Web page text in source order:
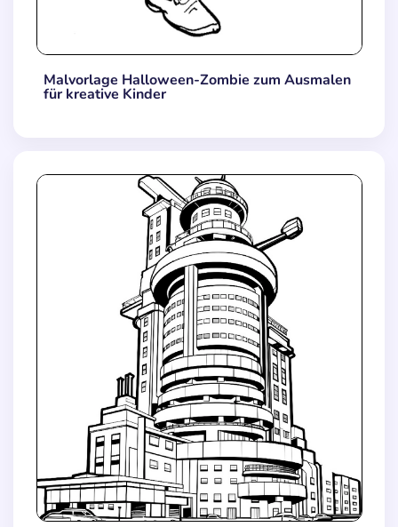
Malvorlage Halloween-Zombie zum Ausmalen
für kreative Kinder